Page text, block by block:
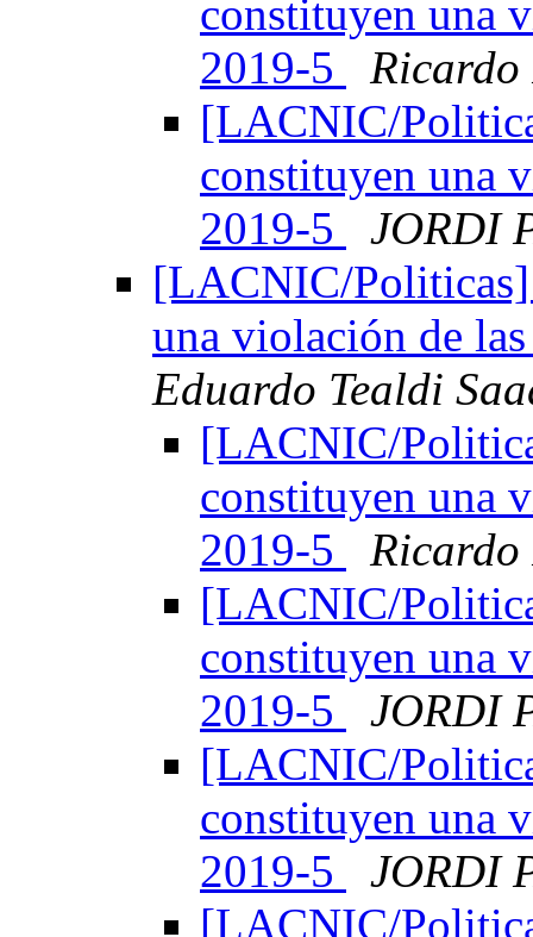
constituyen una
2019-5
[LACNIC/
constituyen una
2019-5
JORDI
[LACNIC/Politicas]
una violación de
Eduardo Tealdi
[LACNIC/
constituyen una
2019-5
[LACNIC/
constituyen una
2019-5
JORDI
[LACNIC/
constituyen una
2019-5
JORDI
[LACNIC/